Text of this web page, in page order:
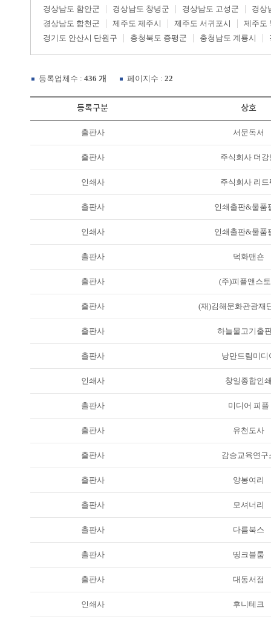
경상남도 함안군
경상남도 창녕군 경상남도 고성군
경상
경상남도 합천군
제주도 제주시 제주도 서귀포시
제주도
경기도 안산시 단원구
충청북도 증평군 충청남도 계룡시
등록업체수 : 436 개 페이지수 : 22
등록구분 상호
출판사 서문독서
출판사 주식회사 더강
인쇄사 주식회사 리드
출판사 인쇄출판&물품
인쇄사 인쇄출판&물품
출판사 덕화맨숀
출판사 (주)피플앤스
출판사 (재)김해문화관광재
출판사 하늘물고기출
출판사 낭만드림미디
인쇄사 창일종합인
출판사 미디어 피플
출판사 유천도사
출판사 감승교육연구
출판사 양봉여리
출판사 모셔너리
출판사 다름북스
출판사 띵크블룸
출판사 대동서점
인쇄사 후니테크